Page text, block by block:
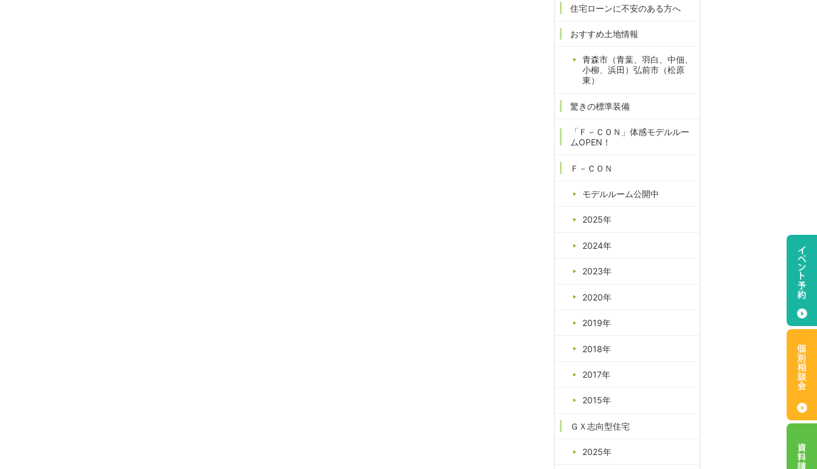
住宅ローンに不安のある方へ
おすすめ土地情報
青森市（青葉、羽白、中佃、
小柳、浜田）弘前市（松原
東）
驚きの標準装備
「Ｆ－ＣＯＮ」体感モデルルー
ムOPEN！
Ｆ－ＣＯＮ
モデルルーム公開中
2025年
2024年
2023年
2020年
2019年
2018年
2017年
2015年
ＧＸ志向型住宅
2025年